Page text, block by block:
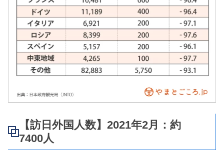
【訪日外国人数】2021年2月：約
7400人